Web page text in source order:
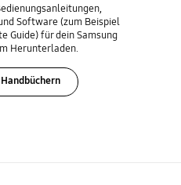
Software (zum Beispiel
Guide) für dein Samsung
Herunterladen.